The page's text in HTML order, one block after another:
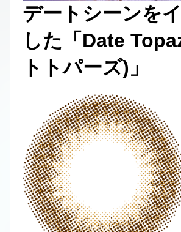
デートシーンを
した「Date
トトパーズ)」